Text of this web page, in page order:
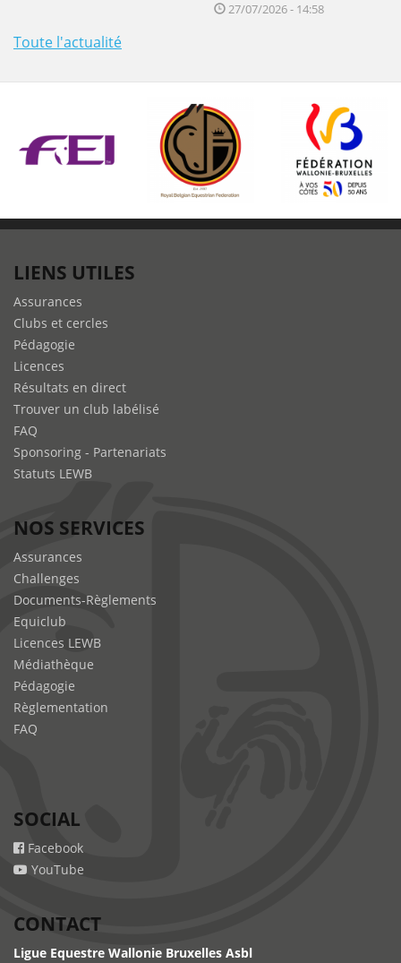
27/07/2026 - 14:58
Toute l'actualité
LIENS UTILES
Assurances
Clubs et cercles
Pédagogie
Licences
Résultats en direct
Trouver un club labélisé
FAQ
Sponsoring - Partenariats
Statuts LEWB
NOS SERVICES
Assurances
Challenges
Documents-Règlements
Equiclub
Licences LEWB
Médiathèque
Pédagogie
Règlementation
FAQ
SOCIAL
Facebook
YouTube
CONTACT
Ligue Equestre Wallonie Bruxelles Asbl